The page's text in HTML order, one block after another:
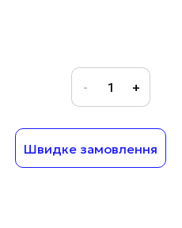
Швидке замовлення